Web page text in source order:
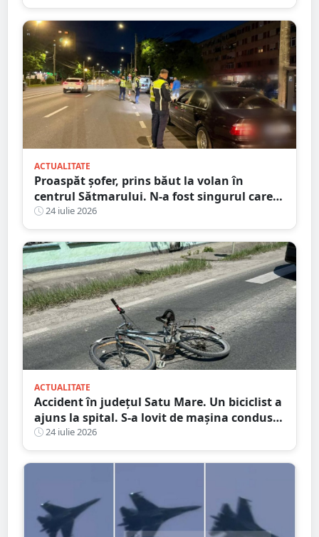
ACTUALITATE
Proaspăt șofer, prins băut la volan în
centrul Sătmarului. N-a fost singurul care a
călcat pe bec
24 iulie 2026
ACTUALITATE
Accident în județul Satu Mare. Un biciclist a
ajuns la spital. S-a lovit de mașina condusă
de un tânăr șofer
24 iulie 2026